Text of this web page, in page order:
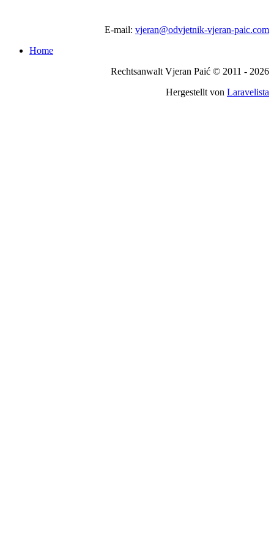
E-mail: vjeran@odvjetnik-vjeran-paic.com
Home
Rechtsanwalt Vjeran Paić © 2011 - 2026
Hergestellt von Laravelista